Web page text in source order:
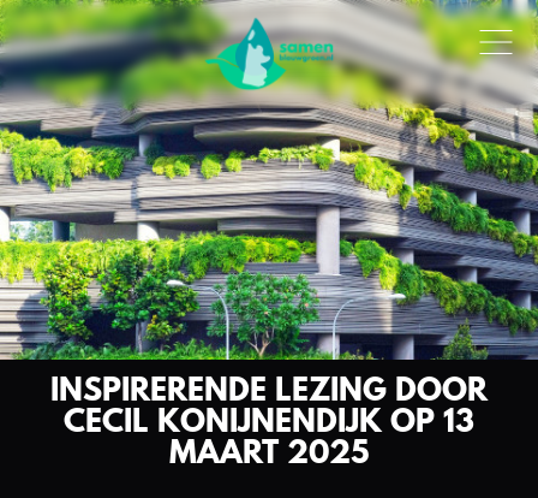
INSPIRERENDE LEZING DOOR
CECIL KONIJNENDIJK OP 13
MAART 2025